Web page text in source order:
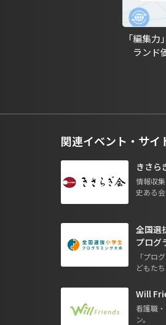
「編集
ランド
関連イベント・サイ
きさら
情報収
史ある
全国選
プログ
「プロ
どもた
Will
看護職
ン。